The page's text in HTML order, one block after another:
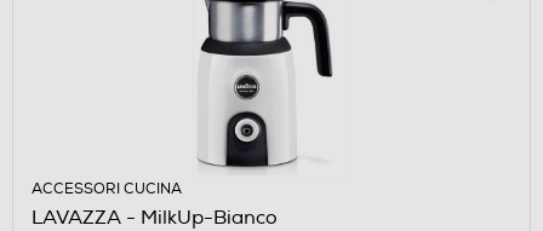
ACCESSORI CUCINA
LAVAZZA - MilkUp-Bianco